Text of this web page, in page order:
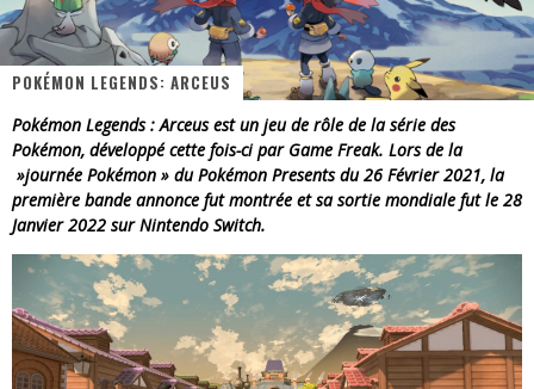
« MOFUSAND / Parler Japonais » – Des Expressions Pratiques !
« Dr Wertham / L’homme qui étudia les tueurs en série » - Un Métier à Risque !
Assassin's Creed Black Flag Resynced
« Le Vent dand les Saules » - Une Belle Histoire !
Yoshi and the mysterious book
« WOLF-MAN / Integrale Tomes 1 et 2 » - Cruelle Vengeance !
POKÉMON LEGENDS: ARCEUS
Pokémon Legends : Arceus est un jeu de rôle de la série des
Pokémon, développé cette fois-ci par Game Freak. Lors de la
»journée Pokémon » du Pokémon Presents du 26 Février 2021, la
première bande annonce fut montrée et sa sortie mondiale fut le 28
Janvier 2022 sur Nintendo Switch.